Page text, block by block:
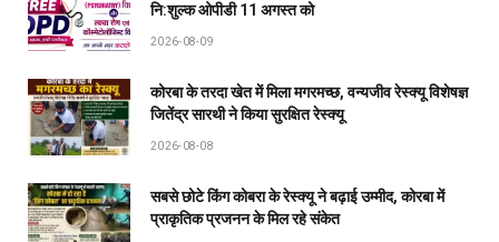
नि:शुल्क ओपीडी 11 अगस्त को
2026-08-09
कोरबा के तरदा खेत में मिला मगरमच्छ, वन्यजीव रेस्क्यू विशेषज्ञ
जितेंद्र सारथी ने किया सुरक्षित रेस्क्यू
2026-08-08
सबसे छोटे किंग कोबरा के रेस्क्यू ने बढ़ाई उम्मीद, कोरबा में
प्राकृतिक प्रजनन के मिल रहे संकेत